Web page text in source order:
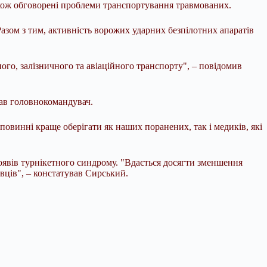
обговорені проблеми транспортування травмованих.
з тим, активність ворожих ударних безпілотних апаратів
залізничного та авіаційного транспорту", – повідомив
головнокомандувач.
краще оберігати як наших поранених, так і медиків, які
турнікетного синдрому. "Вдається досягти зменшення
– констатував Сирський.